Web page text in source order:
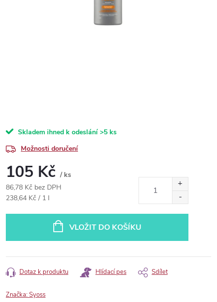
Skladem ihned k odeslání >5 ks
Možnosti doručení
105 Kč / ks
86,78 Kč bez DPH
Měrná
238,64 Kč / 1 l
VLOŽIT DO KOŠÍKU
Dotaz k produktu Hlídací pes Sdílet
Značka:Syoss